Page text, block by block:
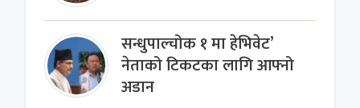
सन्धुपाल्चोक १ मा हेभिवेट’
नेताको टिकटका लागि आफ्नो
अडान